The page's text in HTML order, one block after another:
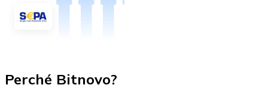
Perché Bitnovo?